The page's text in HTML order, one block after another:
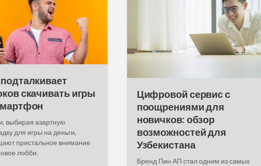
i
n
скачивать игры
выбирая азартную
для игры на деньги,
пристальное внимание
лобби.
Цифровой сервис с
поощрениями для
новичков: обзор
возможностей для
Узбекистана
Бренд Пин АП стал одним из самых